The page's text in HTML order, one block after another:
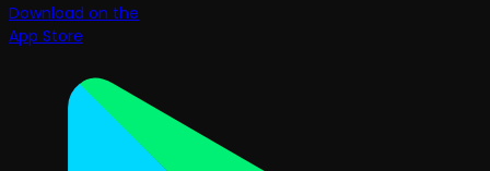
Download on the
App Store